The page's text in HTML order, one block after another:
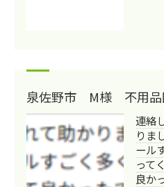
泉佐野市 M様 不用品
連絡
りま
ール
って
良か